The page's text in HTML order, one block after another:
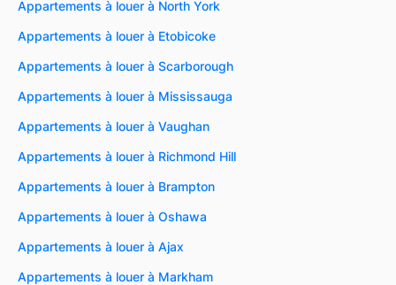
Appartements à louer à North York
Appartements à louer à Etobicoke
Appartements à louer à Scarborough
Appartements à louer à Mississauga
Appartements à louer à Vaughan
Appartements à louer à Richmond Hill
Appartements à louer à Brampton
Appartements à louer à Oshawa
Appartements à louer à Ajax
Appartements à louer à Markham